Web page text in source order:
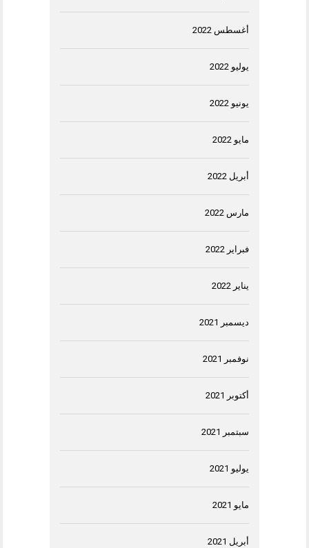
أغسطس 2022
يوليو 2022
يونيو 2022
مايو 2022
أبريل 2022
مارس 2022
فبراير 2022
يناير 2022
ديسمبر 2021
نوفمبر 2021
أكتوبر 2021
سبتمبر 2021
يوليو 2021
مايو 2021
أبريل 2021